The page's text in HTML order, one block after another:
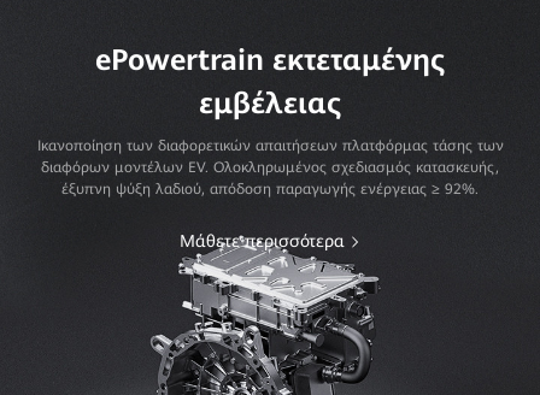
ePowertrain εκτεταμένης
εμβέλειας
Ικανοποίηση των διαφορετικών απαιτήσεων πλατφόρμας τάσης των
διαφόρων μοντέλων EV. Ολοκληρωμένος σχεδιασμός κατασκευής,
έξυπνη ψύξη λαδιού, απόδοση παραγωγής ενέργειας ≥ 92%.
Μάθετε περισσότερα